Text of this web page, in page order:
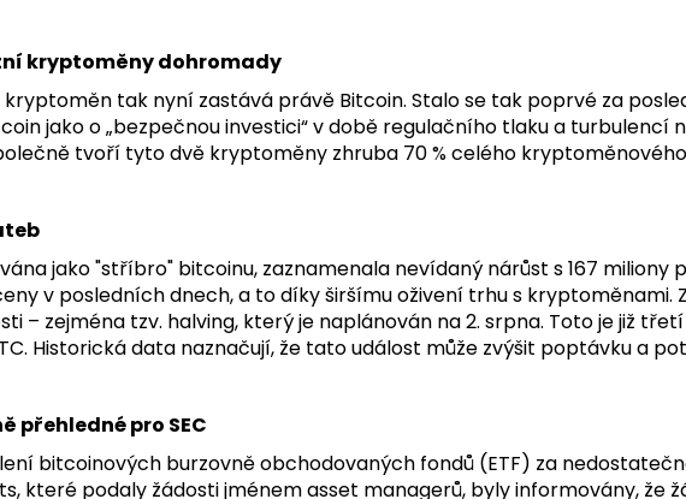
kryptoměny dohromady
tak nyní zastává právě Bitcoin. Stalo se tak poprvé za
jako o „bezpečnou investici“ v době regulačního tlaku a turbulencí
tvoří tyto dvě kryptoměny zhruba 70 % celého
jako "stříbro" bitcoinu, zaznamenala nevídaný nárůst s 167 miliony
v posledních dnech, a to díky širšímu oživení trhu s kryptoměnami.
– zejména tzv. halving, který je naplánován na 2. srpna. Toto je již
Historická data naznačují, že tato událost může zvýšit poptávku a
přehledné pro SEC
bitcoinových burzovně obchodovaných fondů (ETF) za
které podaly žádosti jménem asset managerů, byly informovány, že